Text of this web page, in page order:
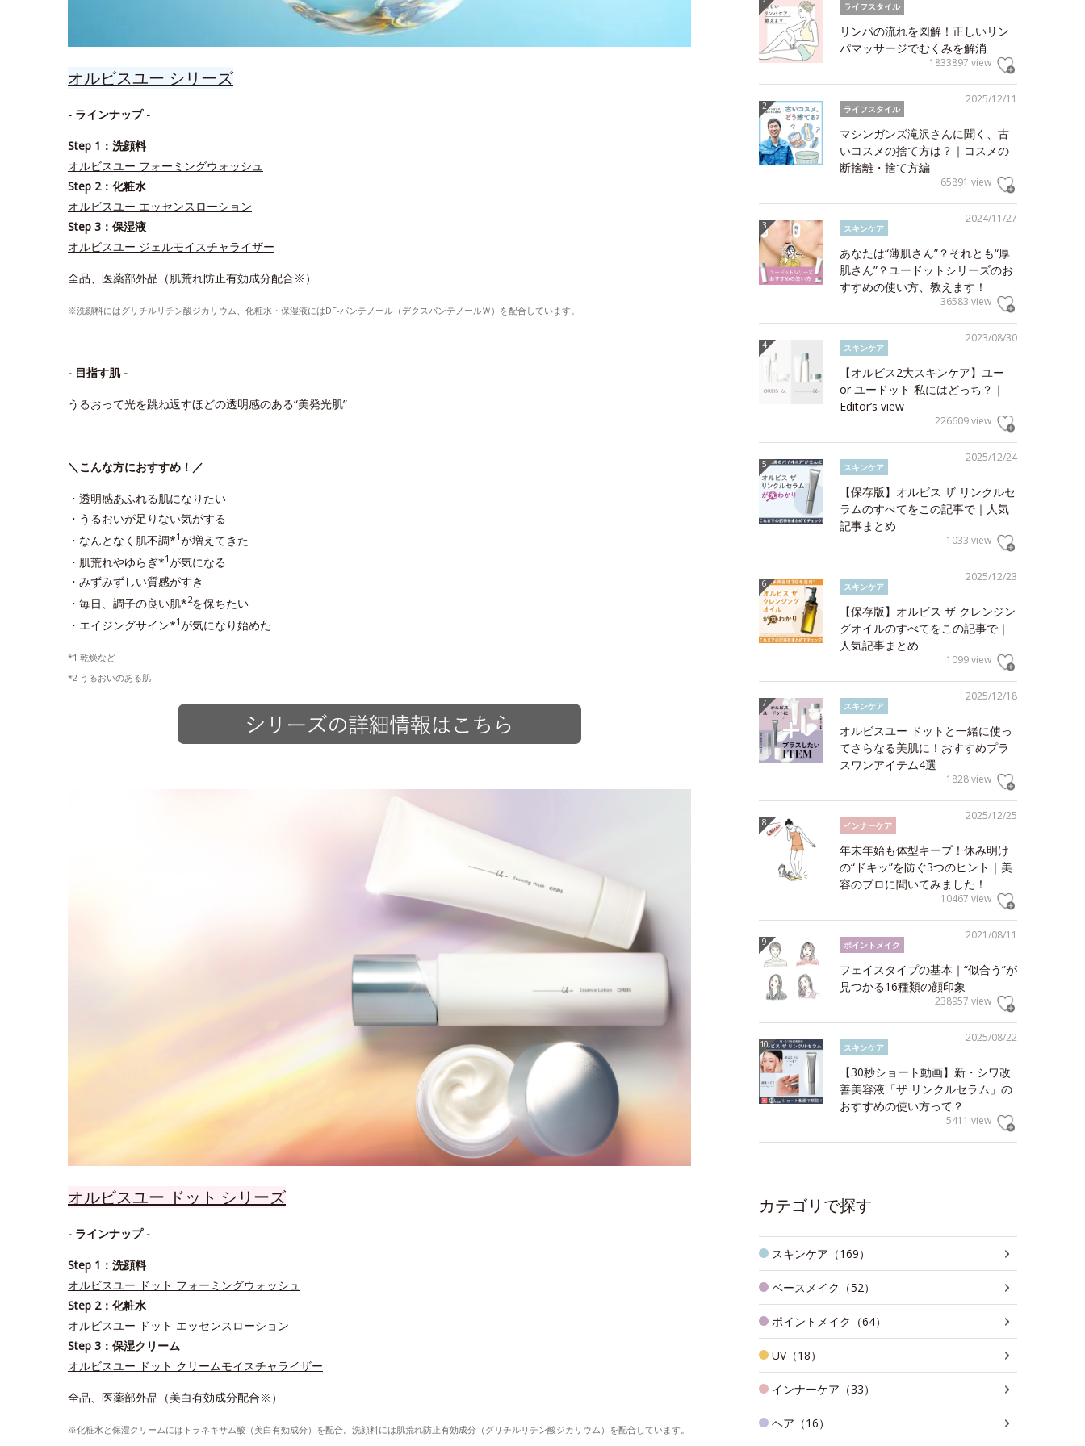
オルビスユー シリーズ
- ラインナップ -
Step 1：洗顔料
オルビスユー フォーミングウォッシュ
Step 2：化粧水
オルビスユー エッセンスローション
Step 3：保湿液
オルビスユー ジェルモイスチャライザー
全品、医薬部外品（肌荒れ防止有効成分配合※）
※洗顔料にはグリチルリチン酸ジカリウム、化粧水・保湿液にはDF-パンテノール（デクスパンテノールＷ）を配合しています。
- 目指す肌 -
うるおって光を跳ね返すほどの透明感のある“美発光肌”
＼こんな方におすすめ！／
・透明感あふれる肌になりたい
・うるおいが足りない気がする
・なんとなく肌不調*1が増えてきた
・肌荒れやゆらぎ*1が気になる
・みずみずしい質感がすき
・毎日、調子の良い肌*2を保ちたい
・エイジングサイン*1が気になり始めた
*1 乾燥など
*2 うるおいのある肌
オルビスユー ドット シリーズ
- ラインナップ -
Step 1：洗顔料
オルビスユー ドット フォーミングウォッシュ
Step 2：化粧水
オルビスユー ドット エッセンスローション
Step 3：保湿クリーム
オルビスユー ドット クリームモイスチャライザー
全品、医薬部外品（美白有効成分配合※）
※化粧水と保湿クリームにはトラネキサム酸（美白有効成分）を配合。洗顔料には肌荒れ防止有効成分（グリチルリチン酸ジカリウム）を配合しています。
ライフスタイル
リンパの流れを図解！正しいリン
パマッサージでむくみを解消
1833897 view
2025/12/11
ライフスタイル
マシンガンズ滝沢さんに聞く、古
いコスメの捨て方は？｜コスメの
断捨離・捨て方編
65891 view
2024/11/27
スキンケア
あなたは“薄肌さん”？それとも“厚
肌さん”？ユードットシリーズのお
すすめの使い方、教えます！
36583 view
2023/08/30
スキンケア
【オルビス2大スキンケア】ユー
or ユードット 私にはどっち？｜
Editor’s view
226609 view
2025/12/24
スキンケア
【保存版】オルビス ザ リンクルセ
ラムのすべてをこの記事で｜人気
記事まとめ
1033 view
2025/12/23
スキンケア
【保存版】オルビス ザ クレンジン
グオイルのすべてをこの記事で｜
人気記事まとめ
1099 view
2025/12/18
スキンケア
オルビスユー ドットと一緒に使っ
てさらなる美肌に！おすすめプラ
スワンアイテム4選
1828 view
2025/12/25
インナーケア
年末年始も体型キープ！休み明け
の“ドキッ”を防ぐ3つのヒント｜美
容のプロに聞いてみました！
10467 view
2021/08/11
ポイントメイク
フェイスタイプの基本｜“似合う”が
見つかる16種類の顔印象
238957 view
2025/08/22
スキンケア
【30秒ショート動画】新・シワ改
善美容液「ザ リンクルセラム」の
おすすめの使い方って？
5411 view
カテゴリで探す
スキンケア（169）
ベースメイク（52）
ポイントメイク（64）
UV（18）
インナーケア（33）
ヘア（16）